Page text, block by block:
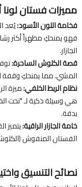
مميزات فستان
فخامة اللون الأسود:يُعد
فهو يمنحكِ مظهراً أكثر
الجازار.
قصة الكلوش الساحرة:
المشي، مما يمنحكِ
نظام الربط الخلفي:ميزة
هي وسيلة ذكية لـ "نحت
بدقة.
خامة الجازار الراقية:يتميز
الفستان المنفوش
نصائح التنسيق